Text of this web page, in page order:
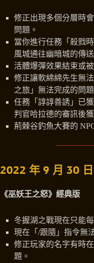
修正出現多個分層時
問題。
當你進行任務「殺戮
風城通往幽暗城的傳
活體爆彈效果結束或
修正讓軟綿綿先生無
之旅」無法完成的問題
任務「諄諄善誘」已
判官哈拉德的審訊後
荊棘谷釣魚大賽的
2022 年 9 月 30 日
《巫妖王之怒》經典版
冬握湖之戰現在只能
現在「/跟隨」指令無
修正玩家的名字有時
題。